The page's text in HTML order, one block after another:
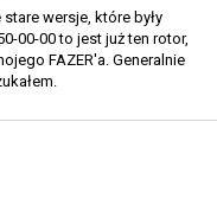
wersje, które były
00-00 to jest już ten rotor,
FAZER'a. Generalnie